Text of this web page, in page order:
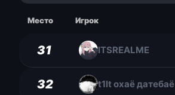
Место Игрок
31 ITSREALME
32 t1lt охаё датебаё